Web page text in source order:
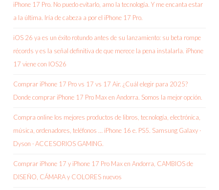
iPhone 17 Pro. No puedo evitarlo, amo la tecnología. Y me encanta estar
a la última. Iría de cabeza a por el iPhone 17 Pro.
iOS 26 ya es un éxito rotundo antes de su lanzamiento: su beta rompe
récords y es la señal definitiva de que merece la pena instalarla. iPhone
17 viene con IOS26
Comprar iPhone 17 Pro vs 17 vs 17 Air. ¿Cuál elegir para 2025?
Donde comprar iPhone 17 Pro Max en Andorra. Somos la mejor opción.
Compra online los mejores productos de libros, tecnología, electrónica,
música, ordenadores, teléfonos … iPhone 16 e. PS5. Samsung Galaxy ·
Dyson · ACCESORIOS GAMING.
Comprar iPhone 17 y iPhone 17 Pro Max en Andorra, CAMBIOS de
DISEÑO, CÁMARA y COLORES nuevos